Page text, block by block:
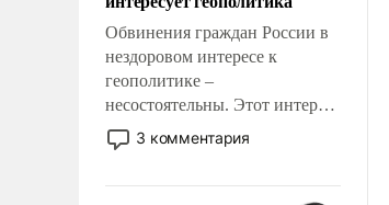
Обвинения граждан России в
нездоровом интересе к
геополитике –
несостоятельны. Этот интерес
рационален и прагматичен. Он
обусловлен тысячелетним
3 комментария